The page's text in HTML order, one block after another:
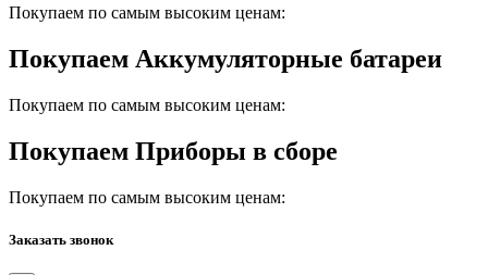
Покупаем по самым высоким ценам:
Покупаем Аккумуляторные батареи
Покупаем по самым высоким ценам:
Покупаем Приборы в сборе
Покупаем по самым высоким ценам:
Заказать звонок